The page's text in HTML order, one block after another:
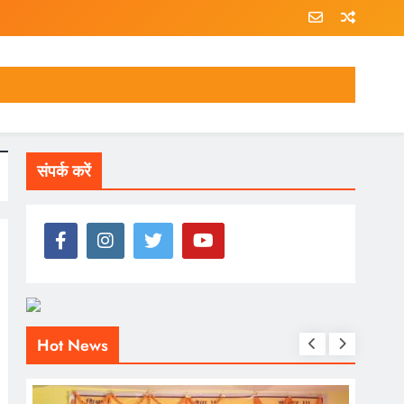
संपर्क करें
Hot News